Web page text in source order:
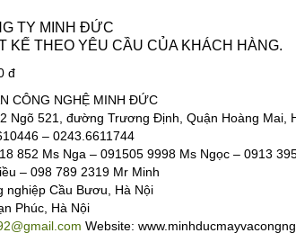
TY MINH ĐỨC
KẾ THEO YÊU CẦU CỦA KHÁCH HÀNG.
đ
CÔNG NGHỆ MINH ĐỨC
Ngõ 521, đường Trương Định, Quận Hoàng Mai,
– 0243.6611744
852 Ms Nga – 091505 9998 Ms Ngọc – 0913
– 098 789 2319 Mr Minh
nghiệp Cầu Bươu, Hà Nội
Phúc, Hà Nội
Website: